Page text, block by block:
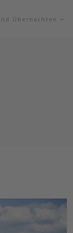
Übernachten